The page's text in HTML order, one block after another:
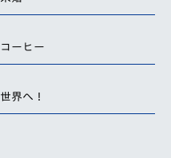
コーヒー
世界へ！